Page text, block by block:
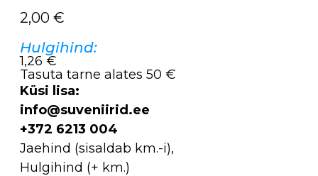
2,00 €
Hulgihind:
1,26 €
Tasuta tarne alates 50 €
Küsi lisa:
info@suveniirid.ee
+372 6213 004
Jaehind (sisaldab km.-i),
Hulgihind (+ km.)